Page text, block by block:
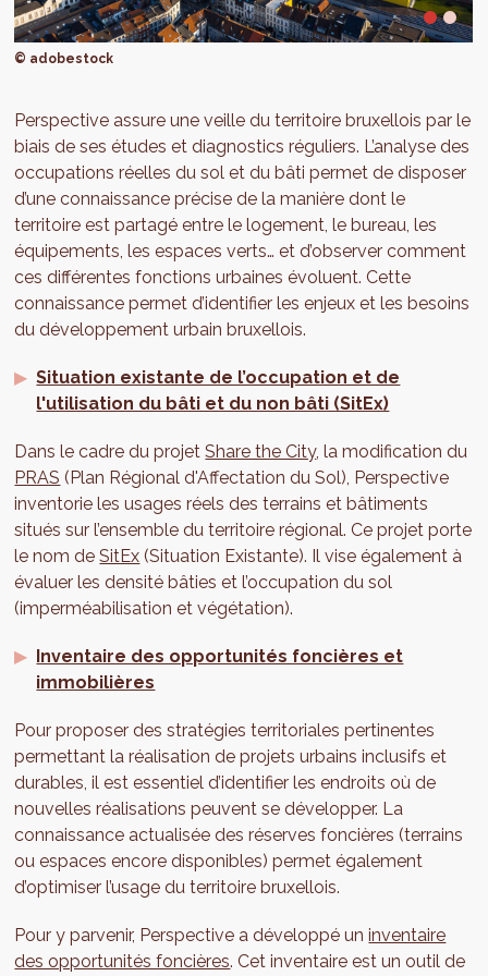
© adobestock
Perspective assure une veille du territoire bruxellois par le
biais de ses études et diagnostics réguliers. L’analyse des
occupations réelles du sol et du bâti permet de disposer
d’une connaissance précise de la manière dont le
territoire est partagé entre le logement, le bureau, les
équipements, les espaces verts… et d’observer comment
ces différentes fonctions urbaines évoluent. Cette
connaissance permet d’identifier les enjeux et les besoins
du développement urbain bruxellois.
Situation existante de l’occupation et de
l'utilisation du bâti et du non bâti (SitEx)
Dans le cadre du projetShare the City, la modification du
PRAS (Plan Régional d'Affectation du Sol), Perspective
inventorie les usages réels des terrains et bâtiments
situés sur l’ensemble du territoire régional. Ce projet porte
le nom deSitEx (Situation Existante). Il vise également à
évaluer les densité bâties et l’occupation du sol
(imperméabilisation et végétation).
Inventaire des opportunités foncières et
immobilières
Pour proposer des stratégies territoriales pertinentes
permettant la réalisation de projets urbains inclusifs et
durables, il est essentiel d’identifier les endroits où de
nouvelles réalisations peuvent se développer. La
connaissance actualisée des réserves foncières (terrains
ou espaces encore disponibles) permet également
d’optimiser l’usage du territoire bruxellois.
Pour y parvenir, Perspective a développé uninventaire
des opportunités foncières. Cet inventaire est un outil de